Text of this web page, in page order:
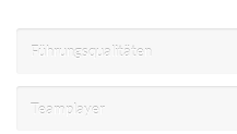
Führungsqualitäten
Teamplayer